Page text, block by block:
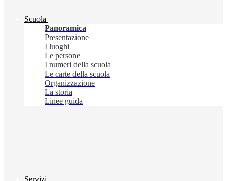
Scuola
Panoramica
Presentazione
I luoghi
Le persone
I numeri della scuola
Le carte della scuola
Organizzazione
La storia
Linee guida